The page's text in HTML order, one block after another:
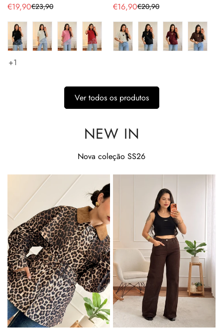
Preço
de
venda
€19,90
Preço
regular
€23,90
+1
Preço
de
venda
€16,90
Preço
regular
€20,90
Ver todos os produtos
NEW IN
Nova coleção SS26